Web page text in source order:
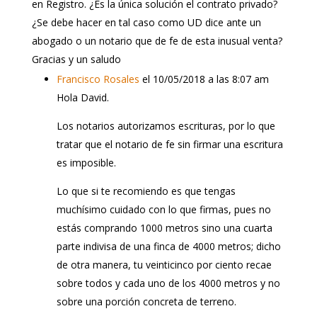
en Registro. ¿Es la única solución el contrato privado?
¿Se debe hacer en tal caso como UD dice ante un
abogado o un notario que de fe de esta inusual venta?
Gracias y un saludo
Francisco Rosales el 10/05/2018 a las 8:07 am
Hola David.
Los notarios autorizamos escrituras, por lo que
tratar que el notario de fe sin firmar una escritura
es imposible.
Lo que si te recomiendo es que tengas
muchísimo cuidado con lo que firmas, pues no
estás comprando 1000 metros sino una cuarta
parte indivisa de una finca de 4000 metros; dicho
de otra manera, tu veinticinco por ciento recae
sobre todos y cada uno de los 4000 metros y no
sobre una porción concreta de terreno.